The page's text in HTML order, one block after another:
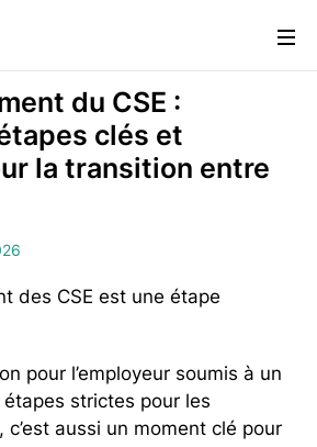
du CSE :
clés et
la transition entre
des CSE est une étape
pour l’employeur soumis à un
strictes pour les
c’est aussi un moment clé pour